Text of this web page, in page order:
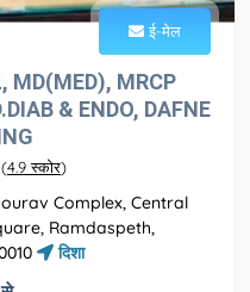
ई-मेल
MD(MED), MRCP
& ENDO, DAFNE
(4.9 स्कोर)
Complex, Central
Ramdaspeth,
दिशा